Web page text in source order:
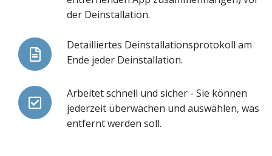
der Deinstallation.
Detailliertes Deinstallationsprotokoll am
Ende jeder Deinstallation.
Arbeitet schnell und sicher - Sie können
jederzeit überwachen und auswählen, was
entfernt werden soll.